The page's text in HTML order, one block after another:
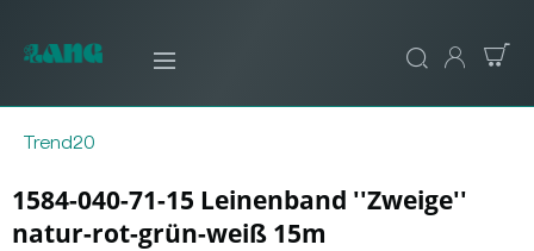
Trend20
1584-040-71-15 Leinenband ''Zweige''
natur-rot-grün-weiß 15m